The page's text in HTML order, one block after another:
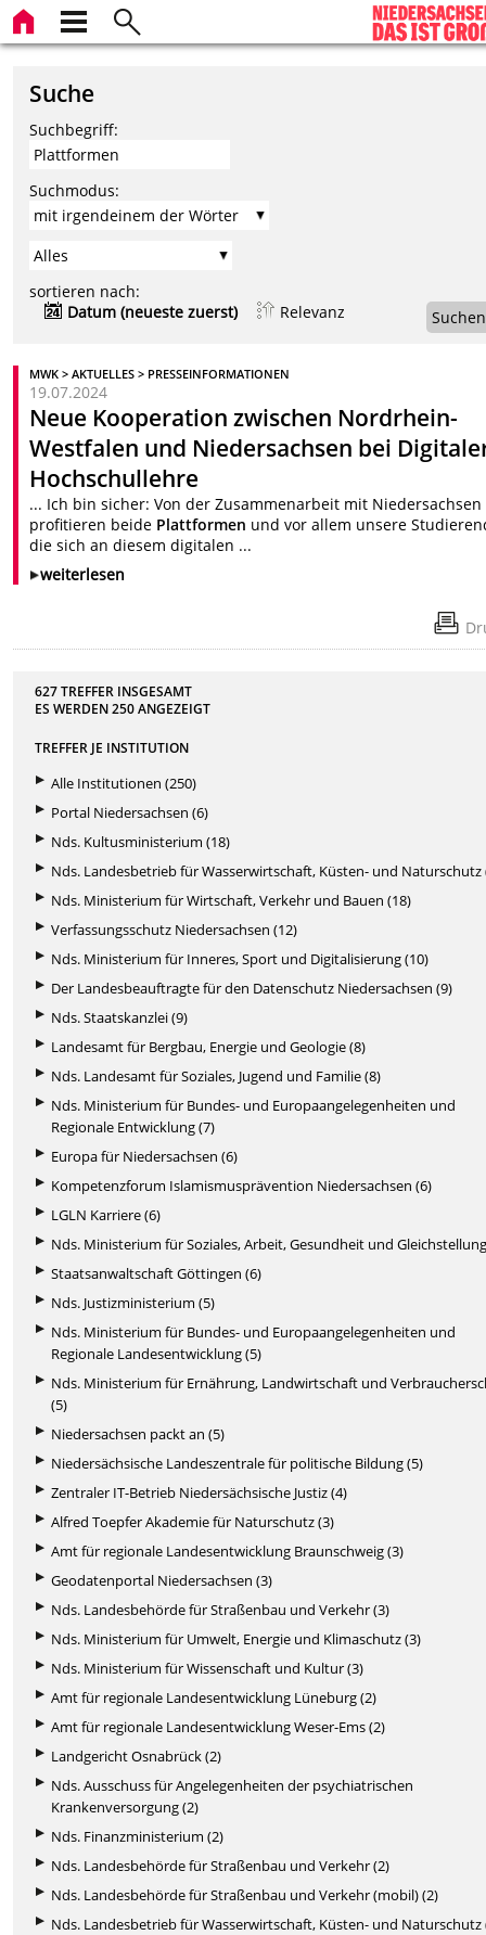
Suche
Suchbegriff:
Suchmodus:
sortieren nach:
Datum (neueste zuerst)
Relevanz Suchen
MWK > AKTUELLES > PRESSEINFORMATIONEN
19.07.2024
Neue Kooperation zwischen Nordrhein-
Westfalen und Niedersachsen bei
Hochschullehre
... Ich bin sicher: Von der Zusammenarbeit mit Niedersachsen
profitieren beide Plattformen und vor allem unsere
die sich an diesem digitalen ...
weiterlesen
627 TREFFER INSGESAMT
ES WERDEN250ANGEZEIGT
TREFFER JE INSTITUTION
Alle Institutionen (250)
Portal Niedersachsen (6)
Nds. Kultusministerium (18)
Nds. Landesbetrieb für Wasserwirtschaft, Küsten- und Naturschutz
Nds. Ministerium für Wirtschaft, Verkehr und Bauen (18)
Verfassungsschutz Niedersachsen (12)
Nds. Ministerium für Inneres, Sport und Digitalisierung (10)
Der Landesbeauftragte für den Datenschutz Niedersachsen (9)
Nds. Staatskanzlei (9)
Landesamt für Bergbau, Energie und Geologie (8)
Nds. Landesamt für Soziales, Jugend und Familie (8)
Nds. Ministerium für Bundes- und Europaangelegenheiten und
Regionale Entwicklung (7)
Europa für Niedersachsen (6)
Kompetenzforum Islamismusprävention Niedersachsen (6)
LGLN Karriere (6)
Nds. Ministerium für Soziales, Arbeit, Gesundheit und
Staatsanwaltschaft Göttingen (6)
Nds. Justizministerium (5)
Nds. Ministerium für Bundes- und Europaangelegenheiten und
Regionale Landesentwicklung (5)
Nds. Ministerium für Ernährung, Landwirtschaft und
(5)
Niedersachsen packt an (5)
Niedersächsische Landeszentrale für politische Bildung (5)
Zentraler IT-Betrieb Niedersächsische Justiz (4)
Alfred Toepfer Akademie für Naturschutz (3)
Amt für regionale Landesentwicklung Braunschweig (3)
Geodatenportal Niedersachsen (3)
Nds. Landesbehörde für Straßenbau und Verkehr (3)
Nds. Ministerium für Umwelt, Energie und Klimaschutz (3)
Nds. Ministerium für Wissenschaft und Kultur (3)
Amt für regionale Landesentwicklung Lüneburg (2)
Amt für regionale Landesentwicklung Weser-Ems (2)
Landgericht Osnabrück (2)
Nds. Ausschuss für Angelegenheiten der psychiatrischen
Krankenversorgung (2)
Nds. Finanzministerium (2)
Nds. Landesbehörde für Straßenbau und Verkehr (2)
Nds. Landesbehörde für Straßenbau und Verkehr (mobil) (2)
Nds. Landesbetrieb für Wasserwirtschaft, Küsten- und Naturschutz